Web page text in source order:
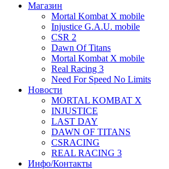
Магазин
Mortal Kombat X mobile
Injustice G.A.U. mobile
CSR 2
Dawn Of Titans
Mortal Kombat X mobile
Real Racing 3
Need For Speed No Limits
Новости
MORTAL KOMBAT X
INJUSTICE
LAST DAY
DAWN OF TITANS
CSRACING
REAL RACING 3
Инфо/Контакты